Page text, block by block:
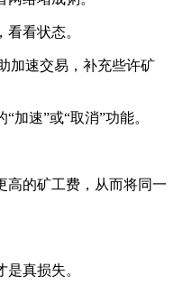
看状态。
加速交易，补充些许矿
加速”或“取消”功能。
高的矿工费，从而将同一
真损失。